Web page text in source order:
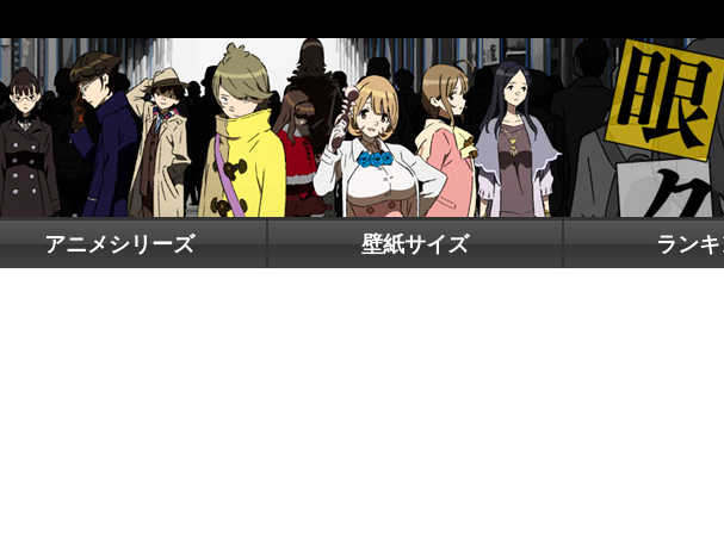
アニメシリーズ 壁紙サイズ ラン